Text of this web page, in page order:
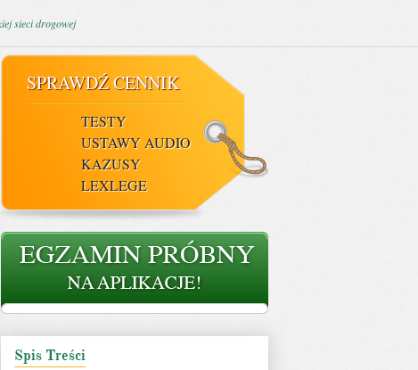
sieci drogowej
SPRAWDŹ CENNIK
TESTY
USTAWY AUDIO
KAZUSY
LEXLEGE
Spis Treści